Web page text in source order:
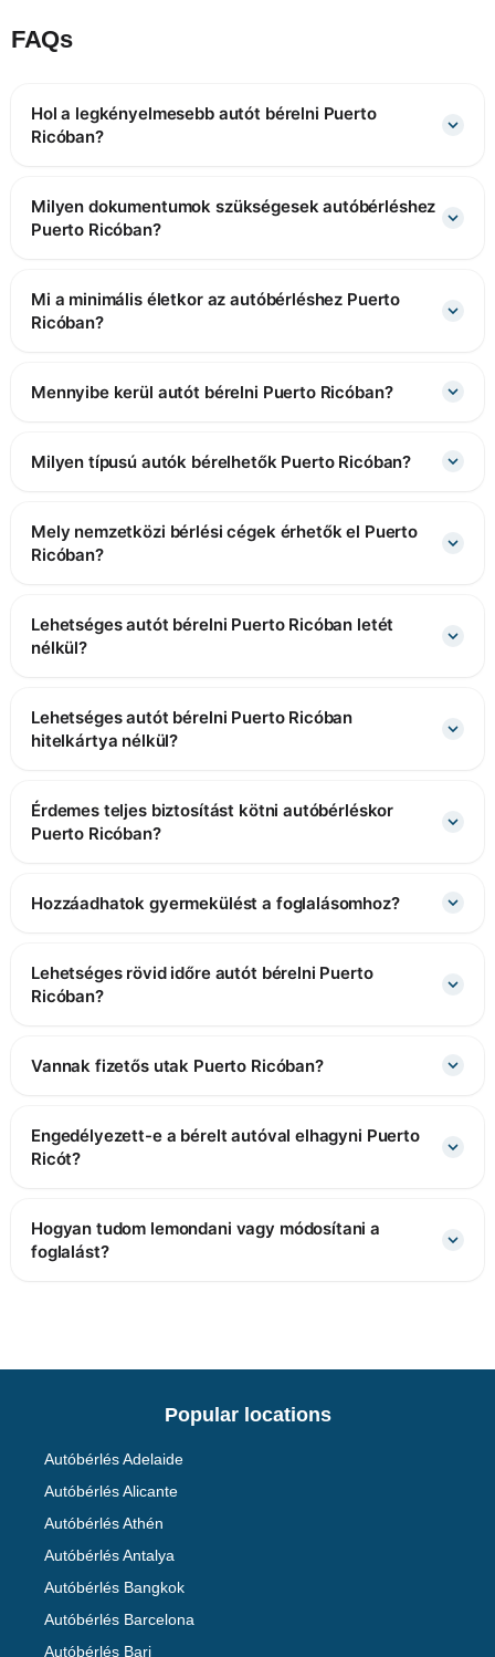
FAQs
Hol a legkényelmesebb autót bérelni Puerto
Ricóban?
Milyen dokumentumok szükségesek autóbérléshez
Puerto Ricóban?
Mi a minimális életkor az autóbérléshez Puerto
Ricóban?
Mennyibe kerül autót bérelni Puerto Ricóban?
Milyen típusú autók bérelhetők Puerto Ricóban?
Mely nemzetközi bérlési cégek érhetők el Puerto
Ricóban?
Lehetséges autót bérelni Puerto Ricóban letét
nélkül?
Lehetséges autót bérelni Puerto Ricóban
hitelkártya nélkül?
Érdemes teljes biztosítást kötni autóbérléskor
Puerto Ricóban?
Hozzáadhatok gyermekülést a foglalásomhoz?
Lehetséges rövid időre autót bérelni Puerto
Ricóban?
Vannak fizetős utak Puerto Ricóban?
Engedélyezett-e a bérelt autóval elhagyni Puerto
Ricót?
Hogyan tudom lemondani vagy módosítani a
foglalást?
Popular locations
Autóbérlés Adelaide
Autóbérlés Alicante
Autóbérlés Athén
Autóbérlés Antalya
Autóbérlés Bangkok
Autóbérlés Barcelona
Autóbérlés Bari